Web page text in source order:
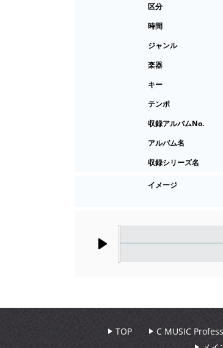
区分
時間
ジャンル
楽器
キー
テンポ
収録アルバムNo.
アルバム名
収録シリーズ名
イメージ
TOP C MUSIC